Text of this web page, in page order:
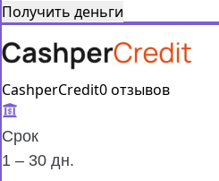
Получить деньги
CashperCredit0 отзывов
Срок
1 – 30 дн.